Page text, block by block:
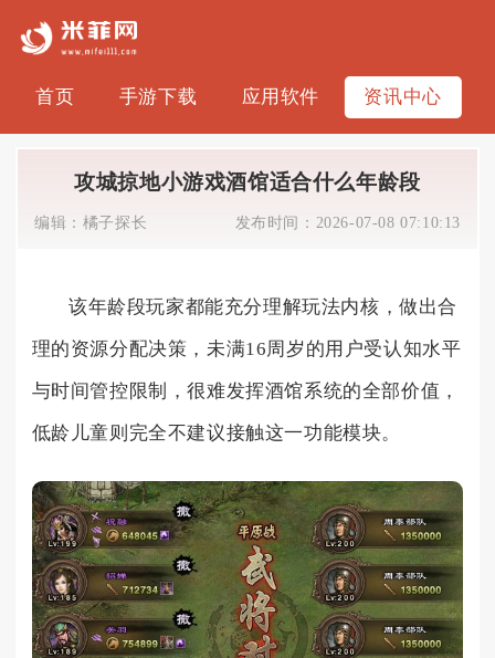
首页 手游下载 应用软件 资讯中心
攻城掠地小游戏酒馆适合什么年龄段
编辑： 橘子探长 发布时间： 2026-07-08 07:10:13
该年龄段玩家都能充分理解玩法内核，做出合
理的资源分配决策，未满16周岁的用户受认知水平
与时间管控限制，很难发挥酒馆系统的全部价值，
低龄儿童则完全不建议接触这一功能模块。